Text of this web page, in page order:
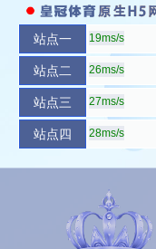
站点一 19ms/s
站点二 26ms/s
站点三 27ms/s
站点四 28ms/s